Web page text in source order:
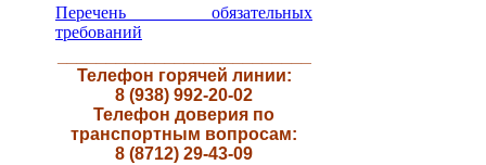
Перечень обязательных
требований
Телефон горячей линии:
8 (938) 992-20-02
Телефон доверия по
транспортным вопросам:
8 (8712) 29-43-09